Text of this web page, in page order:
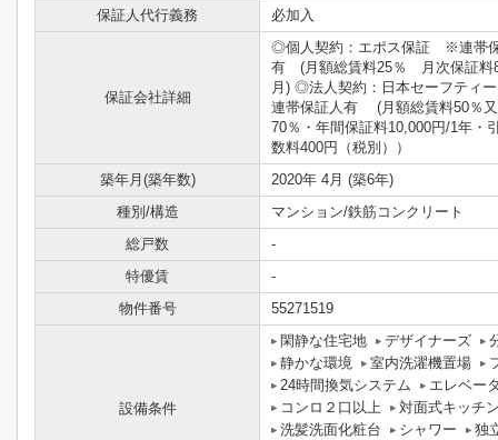
保証人代行義務
必加入
保証会社詳細
◎個人契約：エポス保証 ※連帯
有 (月額総賃料25％ 月次保証料
月) ◎法人契約：日本セーフテ
連帯保証人有 (月額総賃料50％
70％・年間保証料10,000円/1年・
数料400円（税別））
築年月(築年数)
2020年 4月 (築6年)
種別/構造
マンション/鉄筋コンクリート
総戸数
-
特優賃
-
物件番号
55271519
設備条件
閑静な住宅地 デザイナーズ
静かな環境
室内洗濯機置場
24時間換気システム
エレベー
コンロ２口以上
対面式キッチ
洗髪洗面化粧台
シャワー 独